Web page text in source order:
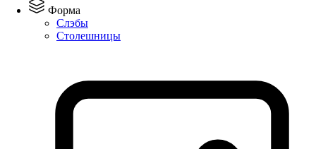
Форма
Слэбы
Столешницы